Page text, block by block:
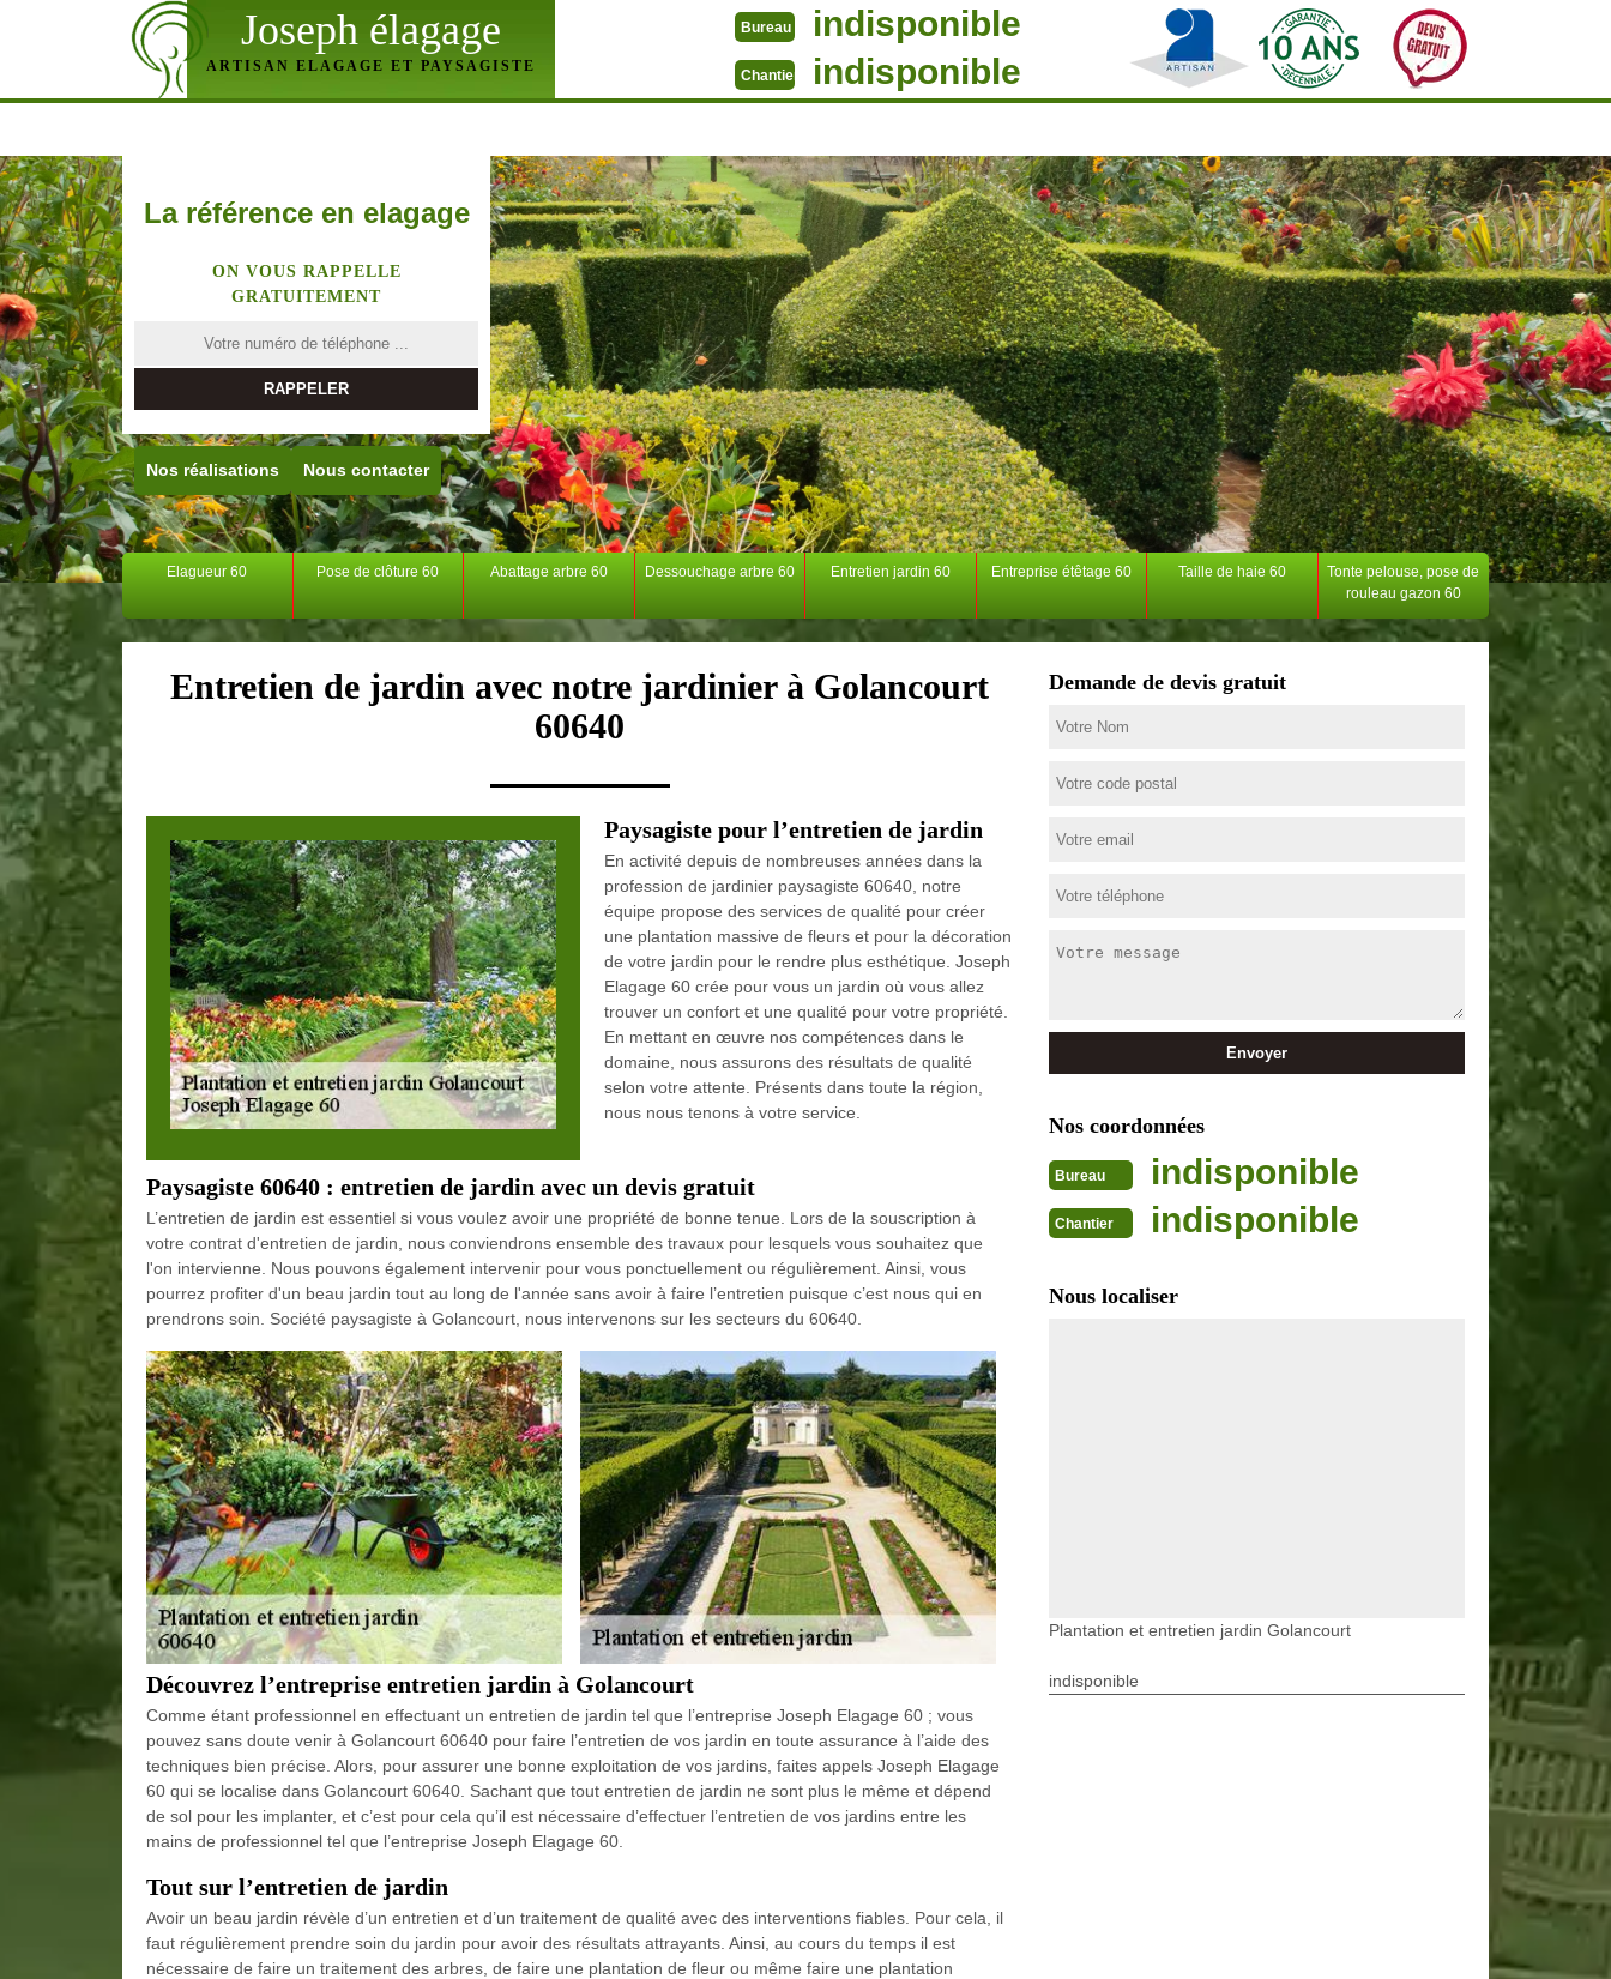
Joseph élagage
ARTISAN ELAGAGE ET PAYSAGISTE
Bureau indisponible
Chantier indisponible
La référence en elagage
ON VOUS RAPPELLE
GRATUITEMENT
Nos réalisations Nous contacter
Elagueur 60 Pose de clôture 60 Abattage arbre 60 Dessouchage arbre 60 Entretien jardin 60 Entreprise étêtage 60 Taille de haie 60
Tonte pelouse, pose de
rouleau gazon 60
Entretien de jardin avec notre jardinier à Golancourt
60640
Paysagiste pour l’entretien de jardin
En activité depuis de nombreuses années dans la
profession de jardinier paysagiste 60640, notre
équipe propose des services de qualité pour créer
une plantation massive de fleurs et pour la décoration
de votre jardin pour le rendre plus esthétique. Joseph
Elagage 60 crée pour vous un jardin où vous allez
trouver un confort et une qualité pour votre propriété.
En mettant en œuvre nos compétences dans le
domaine, nous assurons des résultats de qualité
selon votre attente. Présents dans toute la région,
nous nous tenons à votre service.
Paysagiste 60640 : entretien de jardin avec un devis gratuit
L’entretien de jardin est essentiel si vous voulez avoir une propriété de bonne tenue. Lors de la souscription à
votre contrat d'entretien de jardin, nous conviendrons ensemble des travaux pour lesquels vous souhaitez que
l'on intervienne. Nous pouvons également intervenir pour vous ponctuellement ou régulièrement. Ainsi, vous
pourrez profiter d'un beau jardin tout au long de l'année sans avoir à faire l’entretien puisque c’est nous qui en
prendrons soin. Société paysagiste à Golancourt, nous intervenons sur les secteurs du 60640.
Découvrez l’entreprise entretien jardin à Golancourt
Comme étant professionnel en effectuant un entretien de jardin tel que l’entreprise Joseph Elagage 60 ; vous
pouvez sans doute venir à Golancourt 60640 pour faire l’entretien de vos jardin en toute assurance à l’aide des
techniques bien précise. Alors, pour assurer une bonne exploitation de vos jardins, faites appels Joseph Elagage
60 qui se localise dans Golancourt 60640. Sachant que tout entretien de jardin ne sont plus le même et dépend
de sol pour les implanter, et c’est pour cela qu’il est nécessaire d’effectuer l’entretien de vos jardins entre les
mains de professionnel tel que l’entreprise Joseph Elagage 60.
Tout sur l’entretien de jardin
Avoir un beau jardin révèle d’un entretien et d’un traitement de qualité avec des interventions fiables. Pour cela, il
faut régulièrement prendre soin du jardin pour avoir des résultats attrayants. Ainsi, au cours du temps il est
nécessaire de faire un traitement des arbres, de faire une plantation de fleur ou même faire une plantation
Demande de devis gratuit
Nos coordonnées
Bureau indisponible
Chantier indisponible
Nous localiser
Plantation et entretien jardin Golancourt
indisponible